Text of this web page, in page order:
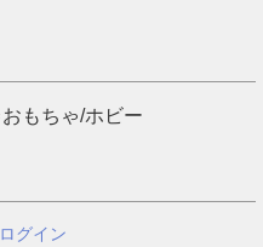
おもちゃ/ホビー
ログイン